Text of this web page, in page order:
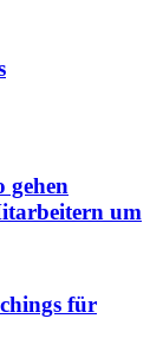
gehen
um
für